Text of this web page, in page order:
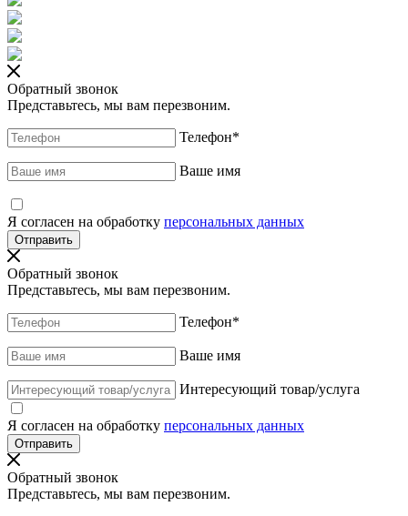
Обратный звонок
Представьтесь, мы вам перезвоним.
Телефон*
Ваше имя
Я согласен на обработку персональных данных
Обратный звонок
Представьтесь, мы вам перезвоним.
Телефон*
Ваше имя
Интересующий товар/услуга
Я согласен на обработку персональных данных
Обратный звонок
Представьтесь, мы вам перезвоним.